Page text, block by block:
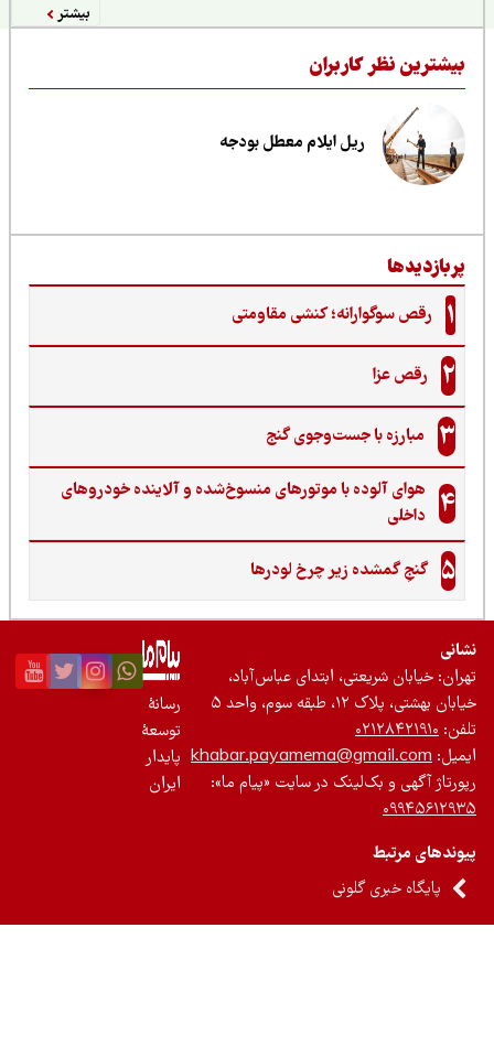
نظر کاربران
ریل ایلام معطل بودجه
رقص سوگوارانه؛ کنشی مقاومتی
رقص عزا
مبارزه با جست‌وجوی گنج‌
هوای آلوده با موتورهای منسوخ‌شده و آلاینده خودروهای
داخلی
گنجِ گمشده زیر چرخ لودرها
خیابان شریعتی، ابتدای عباس‌آباد،
بهشتی، پلاک ۱۲، طبقه سوم، واحد ۵
۰۲۱۲۸۴۲۱۹۱۰
khabar.payamema@gmail.com
آگهی و بک‌لینک در سایت «پیام ما»:
مرتبط
پایگاه خبری گلونی
رسانۀ
توسعۀ
پایدار
ایران